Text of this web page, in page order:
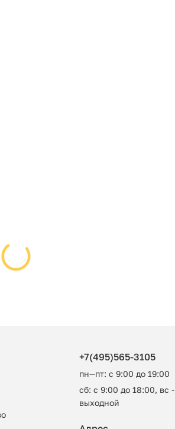
+7(495)565-3105
пн—пт: с 9:00 до 19:00
сб: с 9:00 до 18:00, вс -
выходной